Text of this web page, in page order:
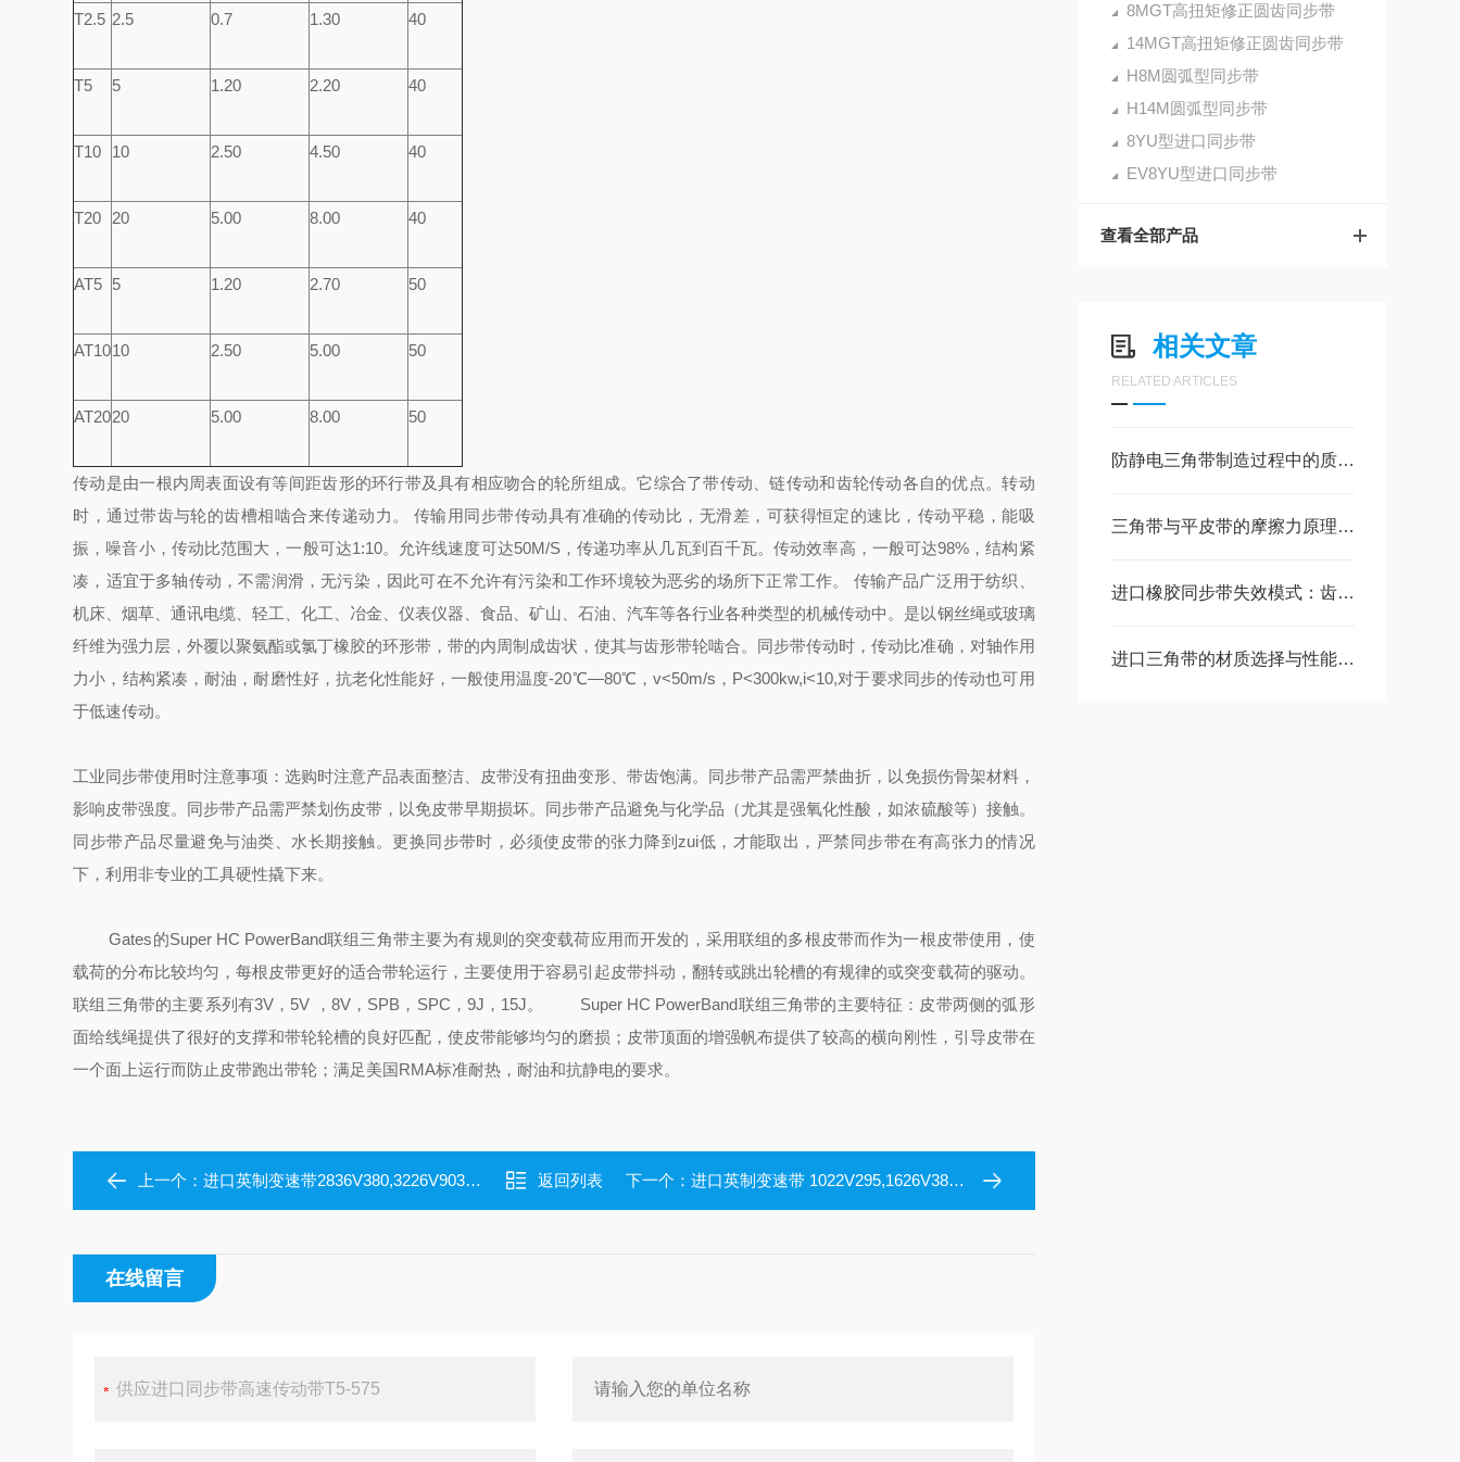
8MGT高扭矩修正圆齿同步带
14MGT高扭矩修正圆齿同步带
H8M圆弧型同步带
H14M圆弧型同步带
8YU型进口同步带
EV8YU型进口同步带
查看全部产品
相关文章
RELATED ARTICLES
防静电三角带制造过程中的质量控制与检测技术
三角带与平皮带的摩擦力原理分析
进口橡胶同步带失效模式：齿根开裂、抗拉层断丝的原因与预防
进口三角带的材质选择与性能优势剖析
T2.5 2.5 0.7 1.30 40
T5 5 1.20 2.20 40
T10 10 2.50 4.50 40
T20 20 5.00 8.00 40
AT5 5 1.20 2.70 50
AT1010 2.50 5.00 50
AT2020 5.00 8.00 50
传动是由一根内周表面设有等间距齿形的环行带及具有相应吻合的轮所组成。它综合了带传动、链传动和齿轮传动各自的优点。转动
时，通过带齿与轮的齿槽相啮合来传递动力。 传输用同步带传动具有准确的传动比，无滑差，可获得恒定的速比，传动平稳，能吸
振，噪音小，传动比范围大，一般可达1:10。允许线速度可达50M/S，传递功率从几瓦到百千瓦。传动效率高，一般可达98%，结构紧
凑，适宜于多轴传动，不需润滑，无污染，因此可在不允许有污染和工作环境较为恶劣的场所下正常工作。 传输产品广泛用于纺织、
机床、烟草、通讯电缆、轻工、化工、冶金、仪表仪器、食品、矿山、石油、汽车等各行业各种类型的机械传动中。是以钢丝绳或玻璃
纤维为强力层，外覆以聚氨酯或氯丁橡胶的环形带，带的内周制成齿状，使其与齿形带轮啮合。同步带传动时，传动比准确，对轴作用
力小，结构紧凑，耐油，耐磨性好，抗老化性能好，一般使用温度-20℃―80℃，v<50m/s，P<300kw,i<10,对于要求同步的传动也可用
于低速传动。
工业同步带使用时注意事项：选购时注意产品表面整洁、皮带没有扭曲变形、带齿饱满。 同步带产品需严禁曲折，以免损伤骨架材料，
影响皮带强度。 同步带产品需严禁划伤皮带，以免皮带早期损坏。 同步带产品避免与化学品（尤其是强氧化性酸，如浓硫酸等）接触。
同步带产品尽量避免与油类、水长期接触。 更换同步带时，必须使皮带的张力降到zui低，才能取出，严禁同步带在有高张力的情况
下，利用非专业的工具硬性撬下来。
Gates的Super HC PowerBand联组三角带主要为有规则的突变载荷应用而开发的，采用联组的多根皮带而作为一根皮带使用，使
载荷的分布比较均匀，每根皮带更好的适合带轮运行，主要使用于容易引起皮带抖动，翻转或跳出轮槽的有规律的或突变载荷的驱动。
联组三角带的主要系列有3V，5V ，8V，SPB，SPC，9J，15J。
Super HC PowerBand联组三角带的主要特征：皮带两侧的弧形
面给线绳提供了很好的支撑和带轮轮槽的良好匹配，使皮带能够均匀的磨损；皮带顶面的增强帆布提供了较高的横向刚性，引导皮带在
一个面上运行而防止皮带跑出带轮；满足美国RMA标准耐热，耐油和抗静电的要求。
上一个：进口英制变速带2836V380,3226V903,3630V455,4436V555,5830V756 返回列表 下一个： 进口英制变速带 1022V295,1626V380,1922V666,1930V950,2330V537
在线留言